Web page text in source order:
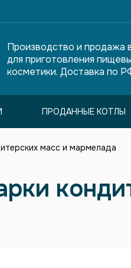
Производство и продажа
для приготовления
косметики. Доставка по
ПРОДАННЫЕ КОТЛЫ
масс и мармелада